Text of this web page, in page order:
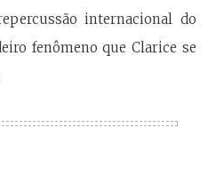
internacional do
fenômeno que Clarice se